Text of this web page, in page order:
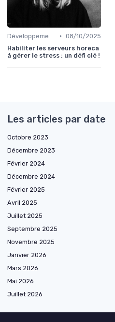
Développement personnel • 08/10/2025
Habiliter les serveurs horeca
à gérer le stress : un défi clé !
Les articles par date
Octobre 2023
Décembre 2023
Février 2024
Décembre 2024
Février 2025
Avril 2025
Juillet 2025
Septembre 2025
Novembre 2025
Janvier 2026
Mars 2026
Mai 2026
Juillet 2026